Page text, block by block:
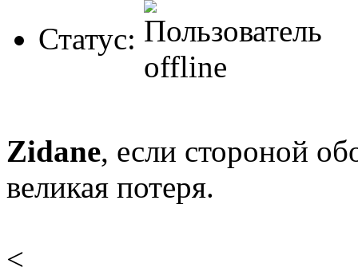
Статус:
Zidane, если стороной
великая потеря.
<